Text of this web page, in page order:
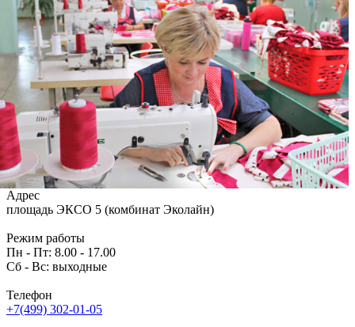
Адрес
площадь ЭКСО 5 (комбинат Эколайн)
Режим работы
Пн - Пт: 8.00 - 17.00
Сб - Вс: выходные
Телефон
+7(499) 302-01-05